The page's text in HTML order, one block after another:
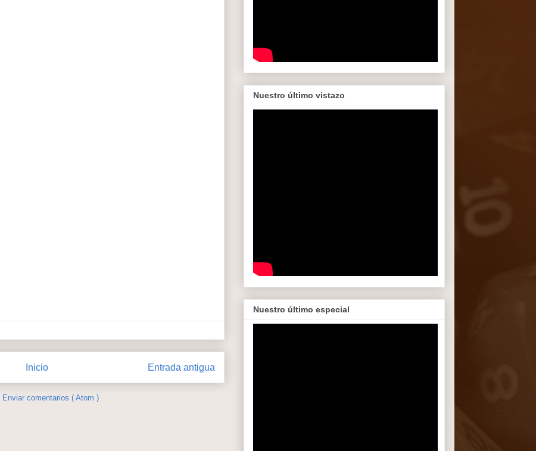
Entrada antigua
Inicio
Enviar comentarios ( Atom )
Nuestro último vistazo
Nuestro último especial